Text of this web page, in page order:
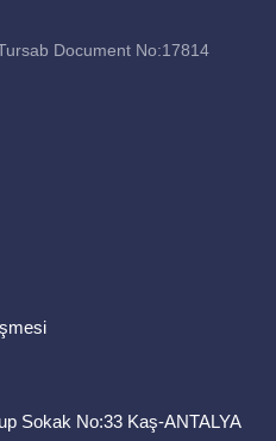
Document No:17814
Sokak No:33 Kaş-ANTALYA